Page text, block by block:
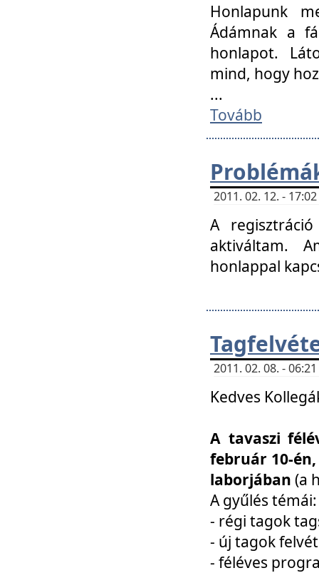
Honlapunk
Ádámnak a
honlapot.
mind, hogy
...
Tovább
2011. 02. 12. -
A
aktiváltam.
honlappal
2011. 02. 08. -
Kedves
A tavaszi
február 10-
laborjában (a
A gyűlés témái:
- régi tagok
- új tagok
- féléves